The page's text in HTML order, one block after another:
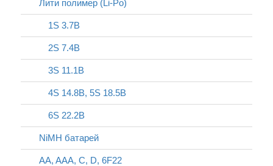
Лити полимер (Li-Po)
1S 3.7В
2S 7.4В
3S 11.1В
4S 14.8В, 5S 18.5В
6S 22.2В
NiMH батарей
AA, AAA, C, D, 6F22